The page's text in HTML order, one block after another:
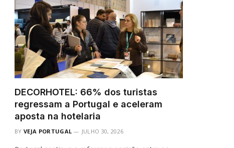
DECORHOTEL: 66% dos turistas
regressam a Portugal e aceleram
aposta na hotelaria
BY VEJA PORTUGAL JULHO 30, 2026